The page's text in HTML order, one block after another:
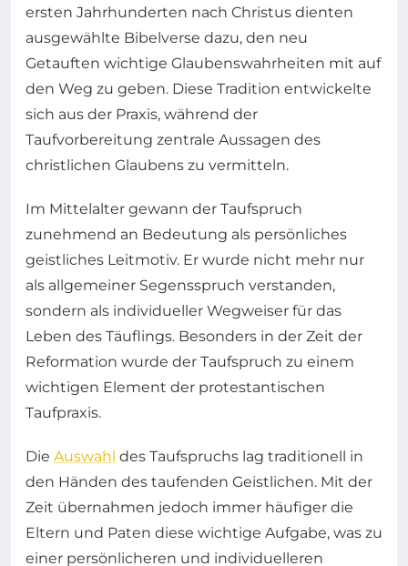
ersten Jahrhunderten nach Christus dienten
ausgewählte Bibelverse dazu, den neu
Getauften wichtige Glaubenswahrheiten mit auf
den Weg zu geben. Diese Tradition entwickelte
sich aus der Praxis, während der
Taufvorbereitung zentrale Aussagen des
christlichen Glaubens zu vermitteln.
Im Mittelalter gewann der Taufspruch
zunehmend an Bedeutung als persönliches
geistliches Leitmotiv. Er wurde nicht mehr nur
als allgemeiner Segensspruch verstanden,
sondern als individueller Wegweiser für das
Leben des Täuflings. Besonders in der Zeit der
Reformation wurde der Taufspruch zu einem
wichtigen Element der protestantischen
Taufpraxis.
Die Auswahl des Taufspruchs lag traditionell in
den Händen des taufenden Geistlichen. Mit der
Zeit übernahmen jedoch immer häufiger die
Eltern und Paten diese wichtige Aufgabe, was zu
einer persönlicheren und individuelleren